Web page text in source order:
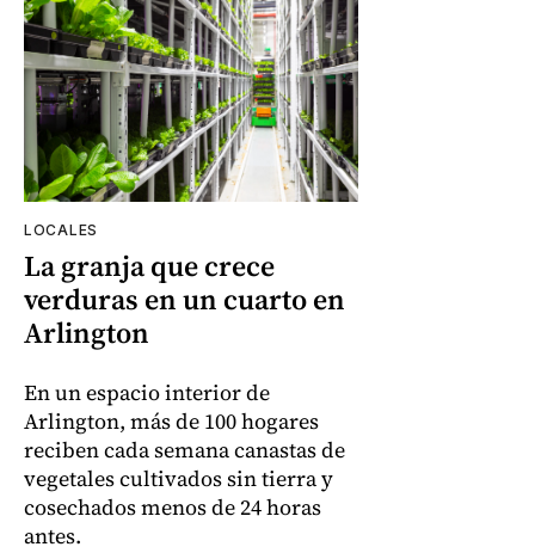
LOCALES
La granja que crece
verduras en un cuarto en
Arlington
En un espacio interior de
Arlington, más de 100 hogares
reciben cada semana canastas de
vegetales cultivados sin tierra y
cosechados menos de 24 horas
antes.